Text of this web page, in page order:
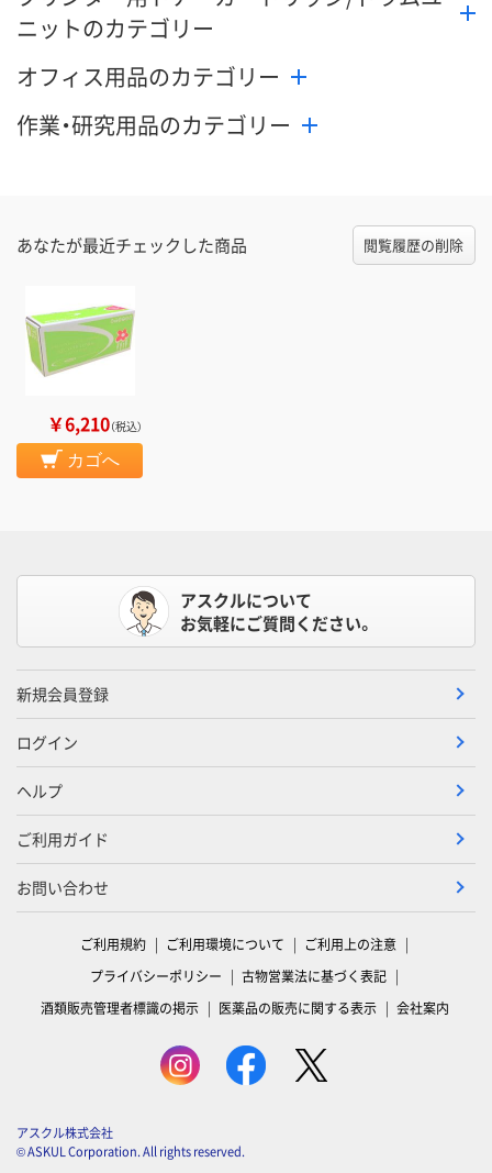
ニットのカテゴリー
オフィス用品のカテゴリー
作業・研究用品のカテゴリー
あなたが最近チェックした商品 閲覧履歴の削除
￥6,210（税込）
カゴへ
アスクルについて
お気軽にご質問ください。
新規会員登録
ログイン
ヘルプ
ご利用ガイド
お問い合わせ
ご利用規約 ご利用環境について
ご利用上の注意
プライバシーポリシー
古物営業法に基づく表記
酒類販売管理者標識の掲示
医薬品の販売に関する表示 会社案内
アスクル株式会社
© ASKUL Corporation. All rights reserved.